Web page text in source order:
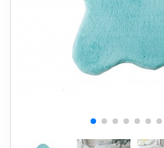
SPAR PENGE PÅ UDVALGTE VARER